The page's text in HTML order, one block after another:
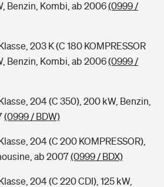
Benzin, Kombi, ab 2006(0999 /
203 K (C 180 KOMPRESSOR
Benzin, Kombi, ab 2006(0999 /
204 (C 350), 200 kW, Benzin,
(0999 / BDW)
204 (C 200 KOMPRESSOR),
ab 2007(0999 / BDX)
204 (C 220 CDI), 125 kW,